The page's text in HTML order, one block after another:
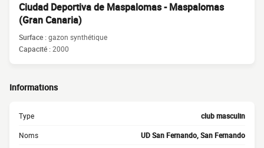
Ciudad Deportiva de Maspalomas - Maspalomas
(Gran Canaria)
Surface :gazon synthétique
Capacité :2000
Informations
Type club masculin
Noms UD San Fernando, San Fernando